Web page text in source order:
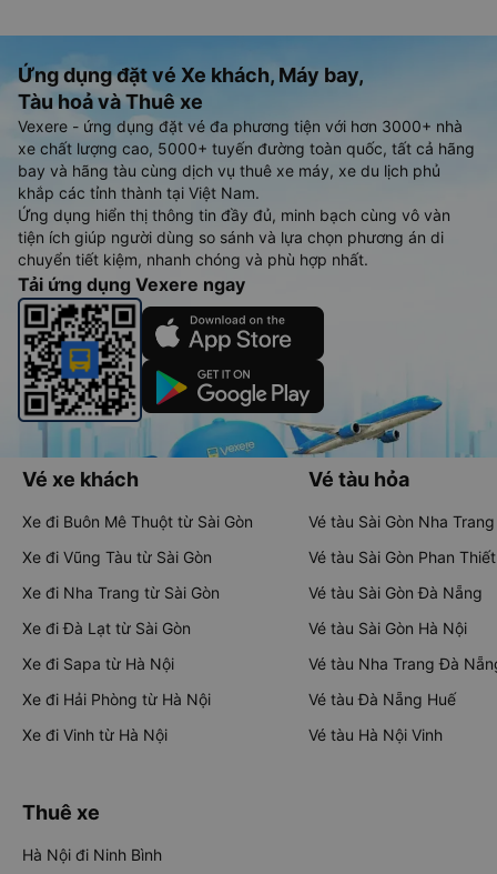
Ứng dụng đặt vé Xe khách, Máy bay,
Tàu hoả và Thuê xe
Vexere - ứng dụng đặt vé đa phương tiện với hơn 3000+ nhà
xe chất lượng cao, 5000+ tuyến đường toàn quốc, tất cả hãng
bay và hãng tàu cùng dịch vụ thuê xe máy, xe du lịch phủ
khắp các tỉnh thành tại Việt Nam.
Ứng dụng hiển thị thông tin đầy đủ, minh bạch cùng vô vàn
tiện ích giúp người dùng so sánh và lựa chọn phương án di
chuyển tiết kiệm, nhanh chóng và phù hợp nhất.
Tải ứng dụng Vexere ngay
Vé xe khách
Xe đi Buôn Mê Thuột từ Sài Gòn
Xe đi Vũng Tàu từ Sài Gòn
Xe đi Nha Trang từ Sài Gòn
Xe đi Đà Lạt từ Sài Gòn
Xe đi Sapa từ Hà Nội
Xe đi Hải Phòng từ Hà Nội
Xe đi Vinh từ Hà Nội
Vé tàu hỏa
Vé tàu Sài Gòn Nha Trang
Vé tàu Sài Gòn Phan Thiết
Vé tàu Sài Gòn Đà Nẵng
Vé tàu Sài Gòn Hà Nội
Vé tàu Nha Trang Đà
Vé tàu Đà Nẵng Huế
Vé tàu Hà Nội Vinh
Thuê xe
Hà Nội đi Ninh Bình